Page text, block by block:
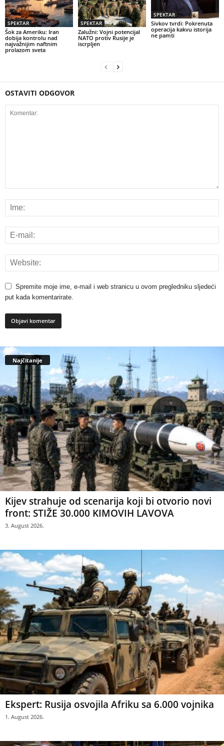
SPEKTAR
Šok za Ameriku: Iran
dobija kontrolu nad
najvažnijim naftnim
prolazom sveta
SPEKTAR
Zalužni: Vojni potencijal
NATO protiv Rusije je
iscrpljen
SPEKTAR
Sivkov tvrdi: Pokrenuta
operacija kakvu istorija
ne pamti
OSTAVITI ODGOVOR
Spremite moje ime, e-mail i web stranicu u ovom pregledniku sljedeći
put kada komentarirate.
Najčitanije
Kijev strahuje od scenarija koji bi otvorio novi
front: STIŽE 30.000 KIMOVIH LAVOVA
3. August 2026.
Ekspert: Rusija osvojila Afriku sa 6.000 vojnika
1. August 2026.